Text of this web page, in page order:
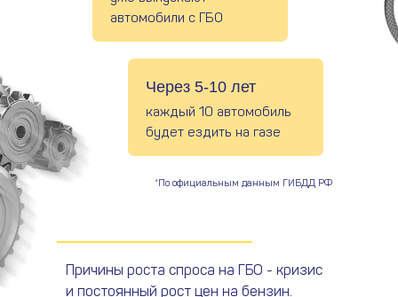
Причины роста спроса на ГБО - кризис
и постоянный рост цен на бензин.
автомобили с ГБО
Через 5-10 лет
каждый 10 автомобиль
будет ездить на газе
*По официальным данным ГИБДД РФ